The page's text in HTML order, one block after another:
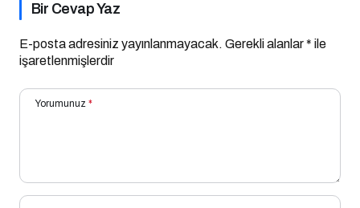
Bir Cevap Yaz
E-posta adresiniz yayınlanmayacak. Gerekli alanlar* ile
işaretlenmişlerdir
Yorumunuz *